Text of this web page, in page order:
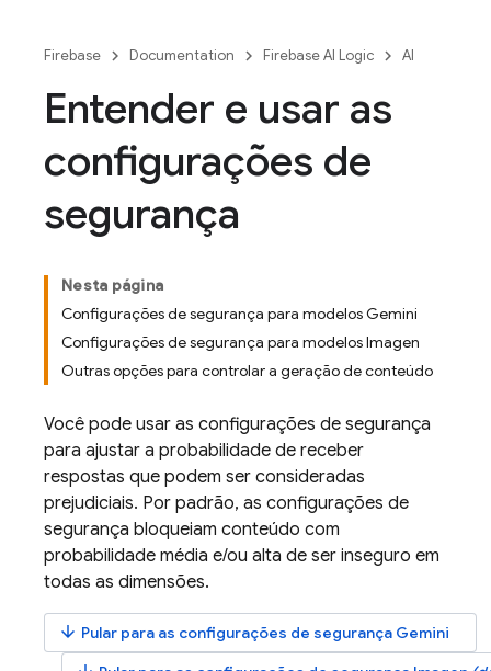
Firebase Documentation Firebase AI Logic AI
Entender e usar as
configurações de
segurança
Nesta página
Configurações de segurança para modelos Gemini
Configurações de segurança para modelos Imagen
Outras opções para controlar a geração de conteúdo
Você pode usar as configurações de segurança
para ajustar a probabilidade de receber
respostas que podem ser consideradas
prejudiciais. Por padrão, as configurações de
segurança bloqueiam conteúdo com
probabilidade média e/ou alta de ser inseguro em
todas as dimensões.
arrow_downward Pular para as configurações de segurança Gemini